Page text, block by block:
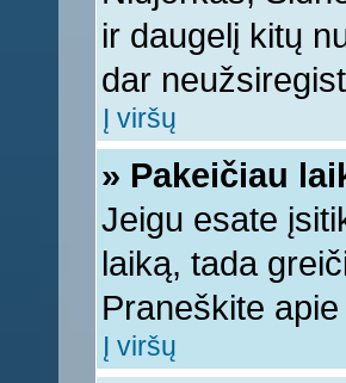
ir daugelį kitų
dar
Į viršų
» Pakeičiau
Jeigu esate
laiką, tada
Praneškite
Į viršų